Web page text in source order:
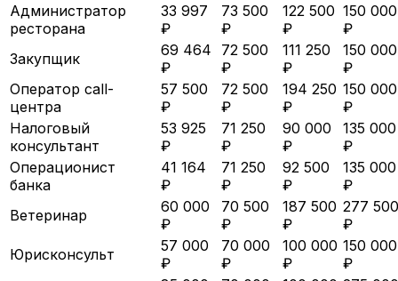
Администратор
ресторана
33 997
₽
73 500
₽
122 500
₽
150 000
₽
Закупщик
69 464
₽
72 500
₽
111 250
₽
150 000
₽
Оператор call-
центра
57 500
₽
72 500
₽
194 250
₽
150 000
₽
Налоговый
консультант
53 925
₽
71 250
₽
90 000
₽
135 000
₽
Операционист
банка
41 164
₽
71 250
₽
92 500
₽
135 000
₽
Ветеринар
60 000
₽
70 500
₽
187 500
₽
277 500
₽
Юрисконсульт
57 000
₽
70 000
₽
100 000
₽
150 000
₽